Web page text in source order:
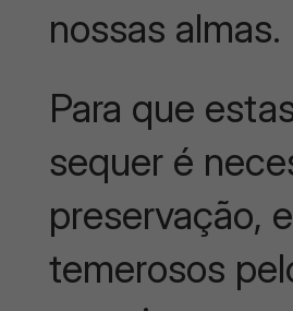
nossas almas.
Para que
sequer é
preservação,
temerosos